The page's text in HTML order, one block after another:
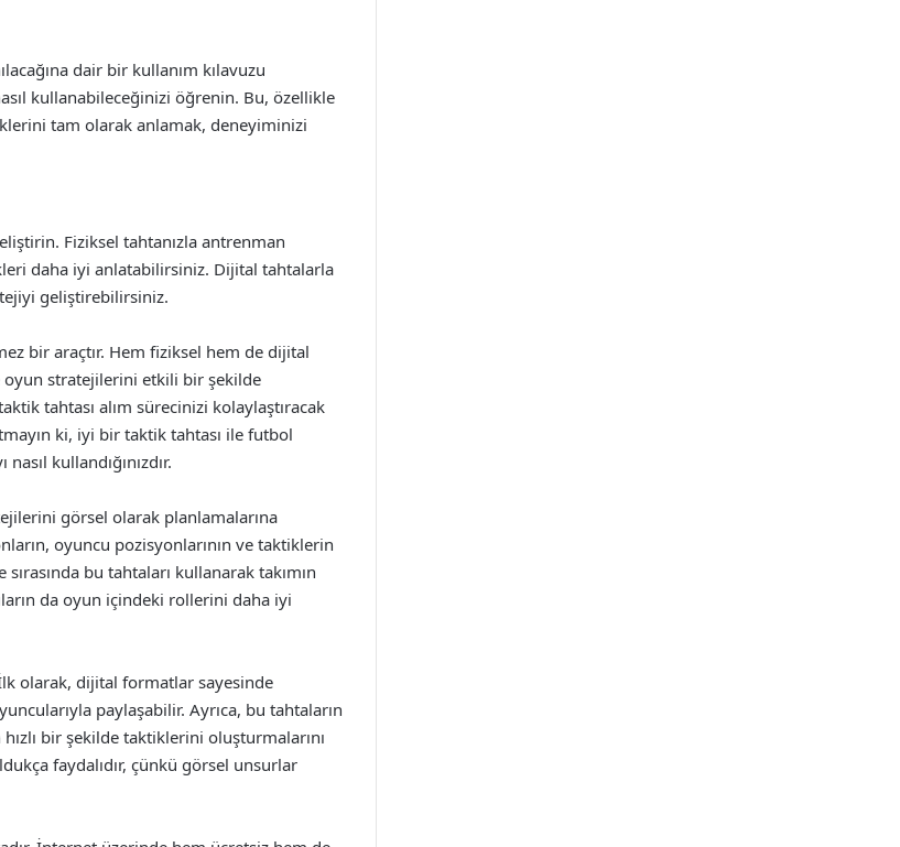
dair bir kullanım kılavuzu
kullanabileceğinizi öğrenin. Bu, özellikle
tam olarak anlamak, deneyiminizi
Fiziksel tahtanızla antrenman
daha iyi anlatabilirsiniz. Dijital tahtalarla
geliştirebilirsiniz.
bir araçtır. Hem fiziksel hem de dijital
stratejilerini etkili bir şekilde
tahtası alım sürecinizi kolaylaştıracak
ki, iyi bir taktik tahtası ile futbol
kullandığınızdır.
görsel olarak planlamalarına
oyuncu pozisyonlarının ve taktiklerin
bu tahtaları kullanarak takımın
da oyun içindeki rollerini daha iyi
olarak, dijital formatlar sayesinde
paylaşabilir. Ayrıca, bu tahtaların
bir şekilde taktiklerini oluşturmalarını
faydalıdır, çünkü görsel unsurlar